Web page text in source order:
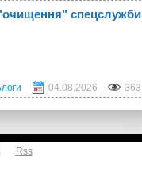
спецслужби
04.08.2026 363
Rss